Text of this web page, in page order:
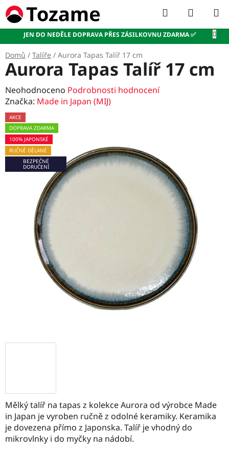
Přejít
na
obsah
JEN DO NEDĚLE DOPRAVA PŘES ZÁSILKOVNU ZDARMA ✅
Hledat
KOŠÍK
Domů / Talíře / Aurora Tapas Talíř 17 cm
Mělký talíř na tapas z kolekce Aurora od výrobce Made
in Japan je vyroben ručně z odolné keramiky. Keramika
je dovezena přímo z Japonska. Talíř je vhodný do
mikrovlnky i do myčky na nádobí.
Aurora Tapas Talíř 17 cm
Průměrné
hodnocení
produktu
je
0,0
z
5
hvězdiček.
Neohodnoceno Podrobnosti hodnocení
Značka: Made in Japan (MIJ)
AKCE
DOPRAVA ZDARMA
100% JAPONSKÉ
RUČNĚ DĚLANÉ
BEZPEČNÉ
DORUČENÍ